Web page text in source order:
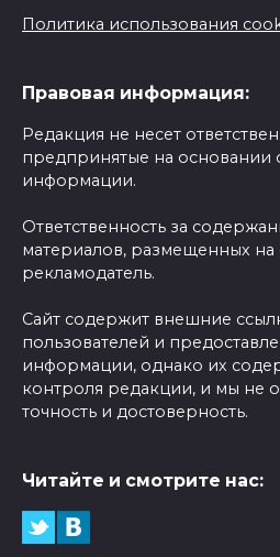
Политика использования
Правовая информация:
Редакция не несет
предпринятые на основании
информации.
Ответственность за
материалов, размещенных на
рекламодатель.
Сайт содержит внешние
пользователей и
информации, однако их
контроля редакции, и мы не
точность и достоверность.
Читайте и смотрите нас: